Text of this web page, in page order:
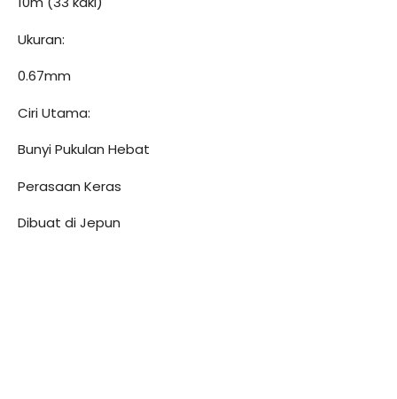
Ukuran:
0.67mm
Ciri Utama:
Bunyi Pukulan Hebat
Perasaan Keras
Dibuat di Jepun